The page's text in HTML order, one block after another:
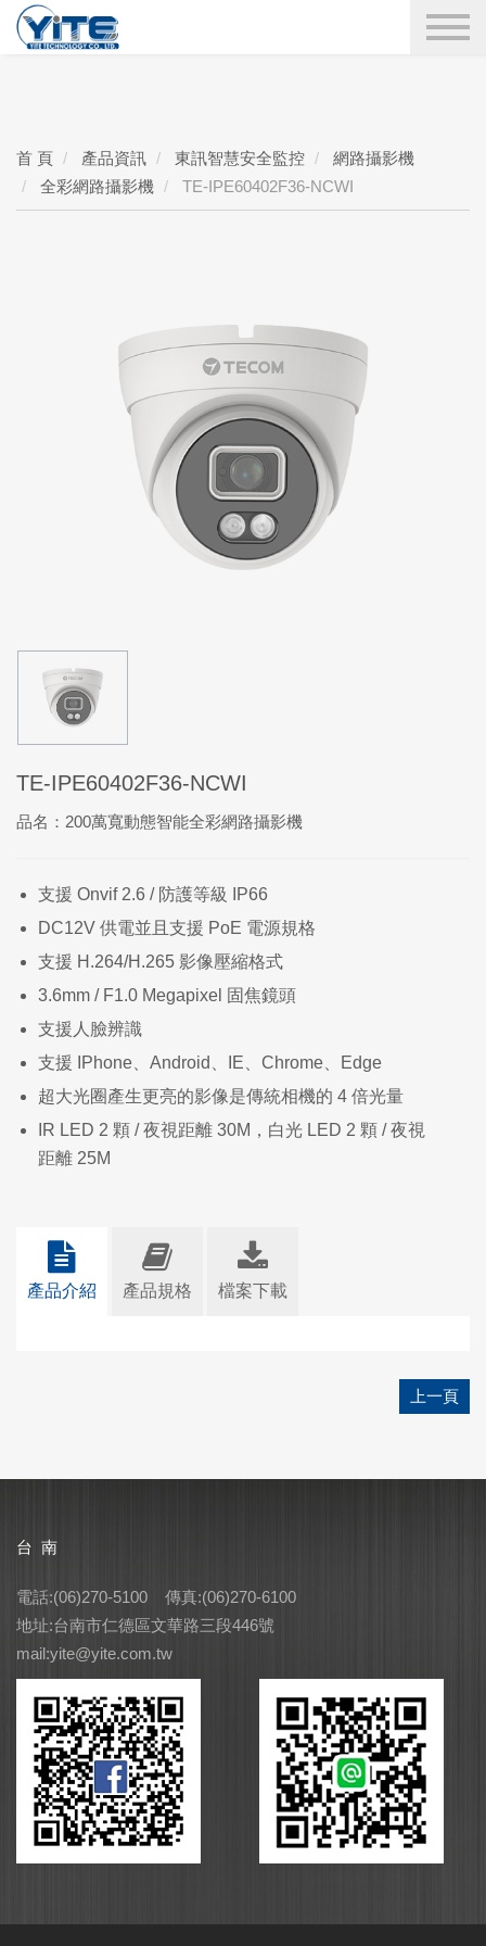
YITE Technology
首 頁 產品資訊 東訊智慧安全監控
網路攝影機
全彩網路攝影機
TE-IPE60402F36-NCWI
TE-IPE60402F36-NCWI
品名：200萬寬動態智能全彩網路攝影機
支援 Onvif 2.6 / 防護等級 IP66
DC12V 供電並且支援 PoE 電源規格
支援 H.264/H.265 影像壓縮格式
3.6mm / F1.0 Megapixel 固焦鏡頭
支援人臉辨識
支援 IPhone、Android、IE、Chrome、Edge
超大光圈產生更亮的影像是傳統相機的 4 倍光量
IR LED 2 顆 / 夜視距離 30M，白光 LED 2 顆 / 夜視
距離 25M
產品介紹 產品規格 檔案下載
上一頁
台 南
電話:(06)270-5100 傳真:(06)270-6100
地址:台南市仁德區文華路三段446號
mail:yite@yite.com.tw